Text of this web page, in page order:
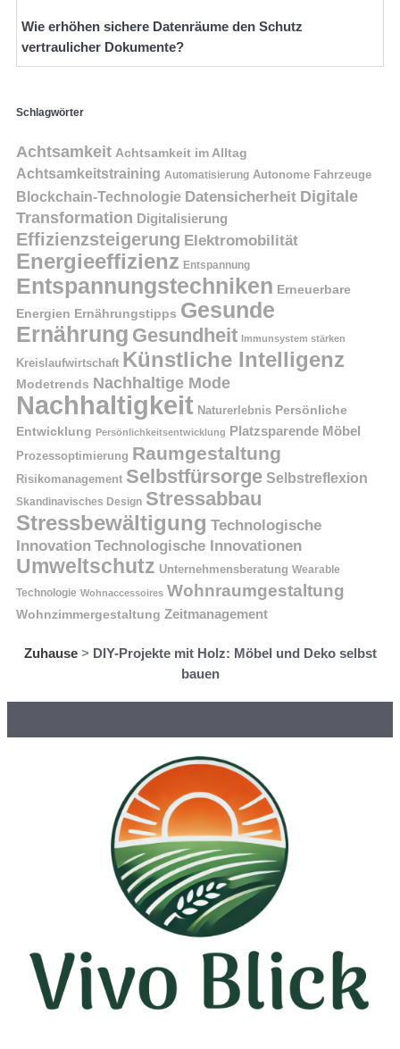
Wie erhöhen sichere Datenräume den Schutz
vertraulicher Dokumente?
Schlagwörter
Achtsamkeit Achtsamkeit im Alltag
Achtsamkeitstraining Automatisierung Autonome Fahrzeuge
Blockchain-Technologie Datensicherheit Digitale
Transformation Digitalisierung
Effizienzsteigerung Elektromobilität
Energieeffizienz Entspannung
Entspannungstechniken Erneuerbare
Energien Ernährungstipps Gesunde
Ernährung Gesundheit Immunsystem stärken
Kreislaufwirtschaft Künstliche Intelligenz
Modetrends Nachhaltige Mode
Nachhaltigkeit Naturerlebnis Persönliche
Entwicklung Persönlichkeitsentwicklung Platzsparende Möbel
Prozessoptimierung Raumgestaltung
Risikomanagement Selbstfürsorge Selbstreflexion
Skandinavisches Design Stressabbau
Stressbewältigung Technologische
Innovation Technologische Innovationen
Umweltschutz Unternehmensberatung Wearable
Technologie Wohnaccessoires Wohnraumgestaltung
Wohnzimmergestaltung Zeitmanagement
Zuhause> DIY-Projekte mit Holz: Möbel und Deko selbst
bauen